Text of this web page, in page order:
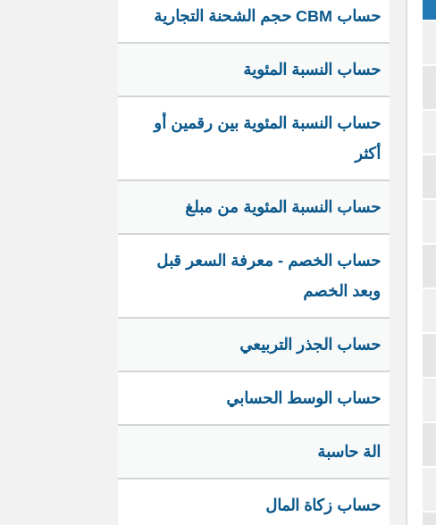
حساب CBM حجم الشحنة التجارية
حساب النسبة المئوية
حساب النسبة المئوية بين رقمين أو
أكثر
حساب النسبة المئوية من مبلغ
حساب الخصم - معرفة السعر قبل
وبعد الخصم
حساب الجذر التربيعي
حساب الوسط الحسابي
الة حاسبة
حساب زكاة المال